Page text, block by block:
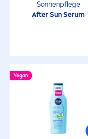
Sonnenpflege
AfterSunSerum
Vegan